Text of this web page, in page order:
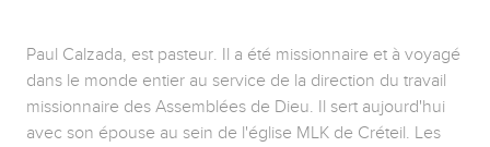
Paul Calzada, est pasteur. Il a été missionnaire et à voyagé
dans le monde entier au service de la direction du travail
missionnaire des Assemblées de Dieu. Il sert aujourd'hui
avec son épouse au sein de l'église MLK de Créteil. Les